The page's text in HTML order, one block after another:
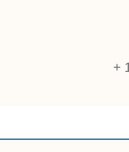
+